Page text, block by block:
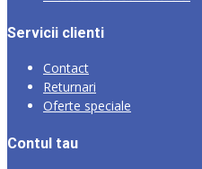
Servicii clienti
Contact
Returnari
Oferte speciale
Contul tau